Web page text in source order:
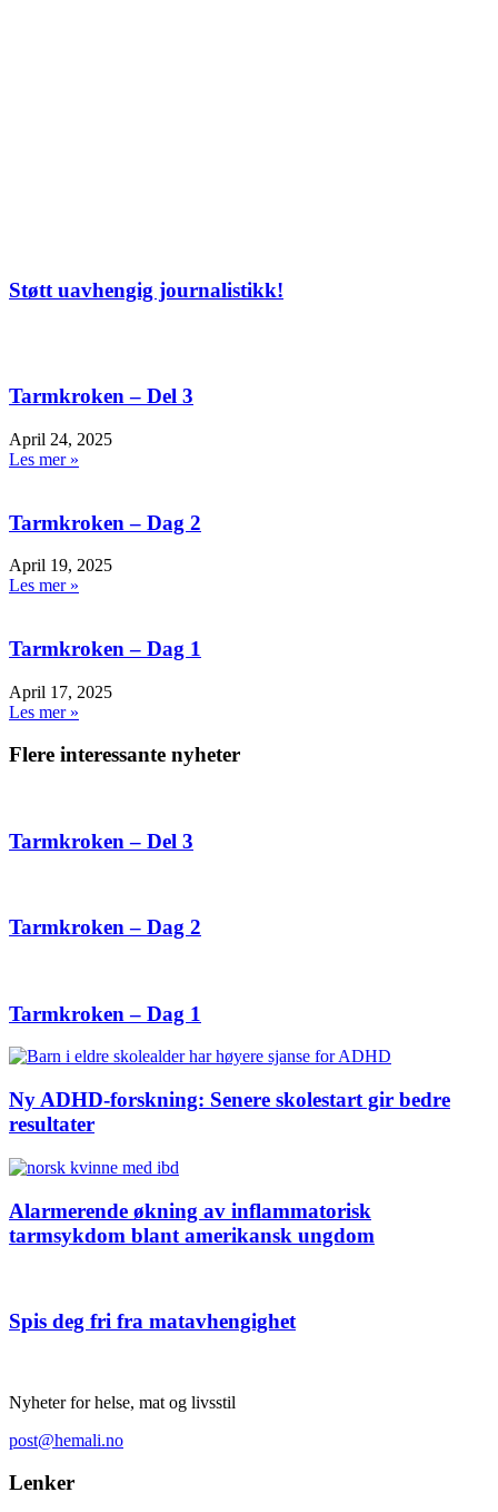
Støtt uavhengig journalistikk!
Tarmkroken – Del 3
April 24, 2025
Les mer »
Tarmkroken – Dag 2
April 19, 2025
Les mer »
Tarmkroken – Dag 1
April 17, 2025
Les mer »
Flere interessante nyheter
Tarmkroken – Del 3
Tarmkroken – Dag 2
Tarmkroken – Dag 1
Ny ADHD-forskning: Senere skolestart gir bedre
resultater
Alarmerende økning av inflammatorisk
tarmsykdom blant amerikansk ungdom
Spis deg fri fra matavhengighet
Nyheter for helse, mat og livsstil
post@hemali.no
Lenker